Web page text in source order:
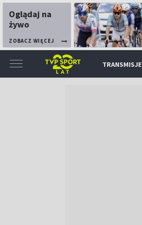
Oglądaj na
żywo
ZOBACZ WIĘCEJ
TRANSMISJE